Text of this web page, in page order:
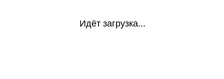
Идёт загрузка...